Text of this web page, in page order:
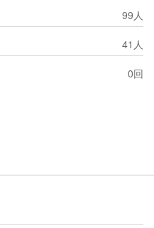
99人
41人
0回